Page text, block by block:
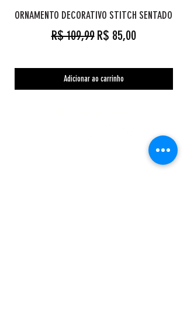
ORNAMENTO DECORATIVO STITCH SENTADO
Preço normal
R$ 109,99 Preço promocional
R$ 85,00
Adicionar ao carrinho